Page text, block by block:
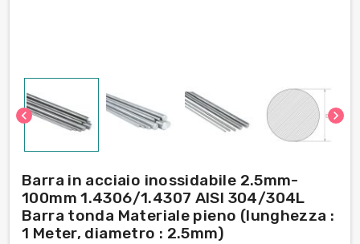
chevron_left chevron_right
Barra in acciaio inossidabile 2.5mm-
100mm 1.4306/1.4307 AISI 304/304L
Barra tonda Materiale pieno (lunghezza :
1 Meter, diametro : 2.5mm)